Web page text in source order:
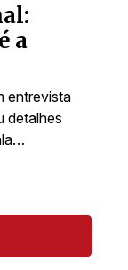
a
entrevista
detalhes